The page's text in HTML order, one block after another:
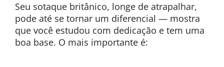
Seu sotaque britânico, longe de atrapalhar,
pode até se tornar um diferencial — mostra
que você estudou com dedicação e tem uma
boa base. O mais importante é: